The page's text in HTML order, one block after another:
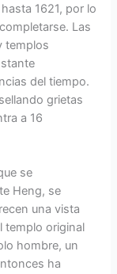
1621, por lo
Las
templos
del tiempo.
grietas
a 16
se
Heng, se
una vista
templo original
hombre, un
ha